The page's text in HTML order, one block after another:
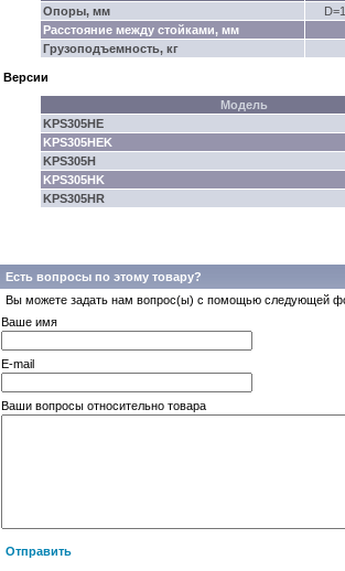
Опоры, мм
Расстояние между стойками, мм
Грузоподъемность, кг
Версии
Модель
KPS305HE
KPS305HEK
KPS305H
KPS305HK
KPS305HR
Есть вопросы по этому товару?
Вы можете задать нам вопрос(ы) с помощью следующей
Ваше имя
E-mail
Ваши вопросы относительно товара
Отправить